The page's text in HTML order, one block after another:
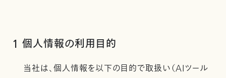
1 個人情報の利用目的
当社は、個人情報を以下の目的で取扱い（AIツール